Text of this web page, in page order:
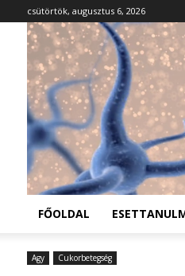
csütörtök, augusztus 6, 2026
FŐOLDAL
Agy Cukorbetegség